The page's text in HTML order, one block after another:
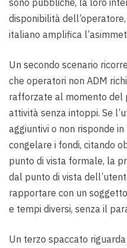
disponibilità
italiano amplifica
Un secondo scenario
che operatori non ADM
rafforzate al momento del
attività senza intoppi. Se
aggiuntivi o non risponde
congelare i fondi, citando
punto di vista formale, la
dal punto di vista
rapportare con un
e tempi diversi, senza il
Un terzo spaccato